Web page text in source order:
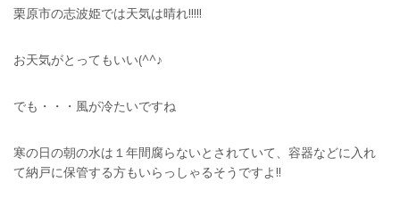
栗原市の志波姫では天気は晴れ!!!!!
お天気がとってもいい(^^♪
でも・・・風が冷たいですね
寒の日の朝の水は１年間腐らないとされていて、容器などに入れ
て納戸に保管する方もいらっしゃるそうですよ!!